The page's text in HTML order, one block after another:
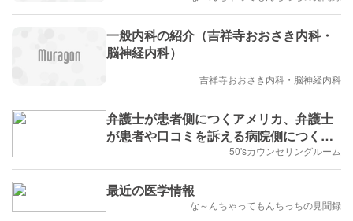
一般内科の紹介（吉祥寺おおさき内科・
脳神経内科）
吉祥寺おおさき内科・脳神経内科
弁護士が患者側につくアメリカ、弁護士
が患者や口コミを訴える病院側につく日
50'sカウンセリングルーム
最近の医学情報
な～んちゃってもんちっちの見聞録